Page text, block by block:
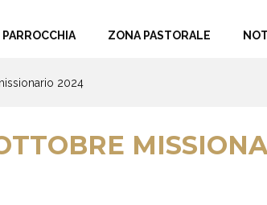
PARROCCHIA ZONA PASTORALE
2024